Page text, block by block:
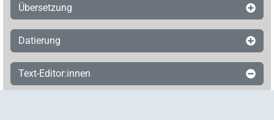
Übersetzung
Datierung
Text-Editor:innen